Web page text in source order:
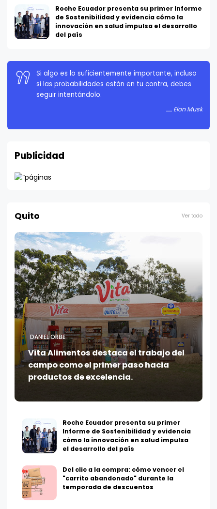
Roche Ecuador presenta su primer Informe
de Sostenibilidad y evidencia cómo la
innovación en salud impulsa el desarrollo
del país
Si algo es lo suficientemente importante, incluso
si las probabilidades están en tu contra, debes
seguir intentándolo.
Elon Musk
La persistencia es muy importante. No debes
rendirte a menos que estés obligado a rendirte.
Publicidad
Quito Ver todo
DANIEL ORBE
Vita Alimentos destaca el trabajo del
campo como el primer paso hacia
productos de excelencia.
Roche Ecuador presenta su primer
Informe de Sostenibilidad y evidencia
cómo la innovación en salud impulsa
el desarrollo del país
Del clic a la compra: cómo vencer el
"carrito abandonado" durante la
temporada de descuentos